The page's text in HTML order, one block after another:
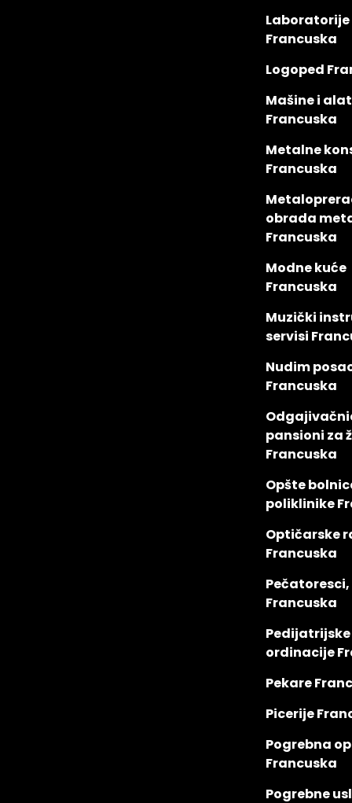
Laboratorije
Francuska
Logoped
Mašine i
Francuska
Metalne
Francuska
obrada
Francuska
Modne kuće
Francuska
Muzički
servisi
Nudim
Francuska
pansioni za
Francuska
Opšte
poliklinike
Optičarske
Francuska
Francuska
Pedijatrijske
ordinacije
Pekare
Picerije
Pogrebna
Francuska
Pogrebne